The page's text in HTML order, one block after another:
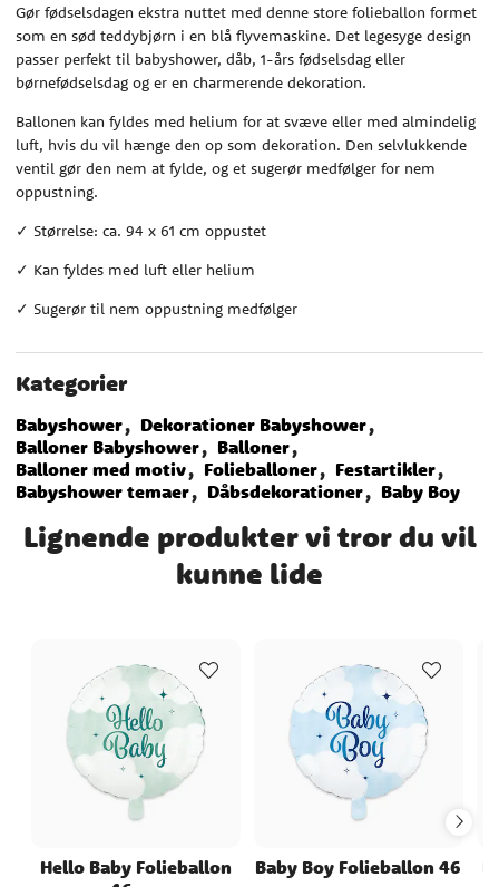
Gør fødselsdagen ekstra nuttet med denne store folieballon formet
som en sød teddybjørn i en blå flyvemaskine. Det legesyge design
passer perfekt til babyshower, dåb, 1-års fødselsdag eller
børnefødselsdag og er en charmerende dekoration.
Ballonen kan fyldes med helium for at svæve eller med almindelig
luft, hvis du vil hænge den op som dekoration. Den selvlukkende
ventil gør den nem at fylde, og et sugerør medfølger for nem
oppustning.
✓ Størrelse: ca. 94 x 61 cm oppustet
✓ Kan fyldes med luft eller helium
✓ Sugerør til nem oppustning medfølger
Kategorier
Babyshower
Dekorationer Babyshower
Balloner Babyshower
Balloner
Balloner med motiv
Folieballoner
Festartikler
Babyshower temaer
Dåbsdekorationer Baby Boy
Lignende produkter vi tror du vil
kunne lide
Hello Baby Folieballon
Baby Boy Folieballon 46